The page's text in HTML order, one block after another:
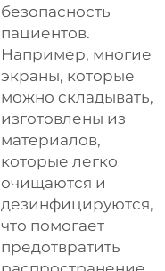
безопасность
пациентов.
Например, многие
экраны, которые
можно складывать,
изготовлены из
материалов,
которые легко
очищаются и
дезинфицируются,
что помогает
предотвратить